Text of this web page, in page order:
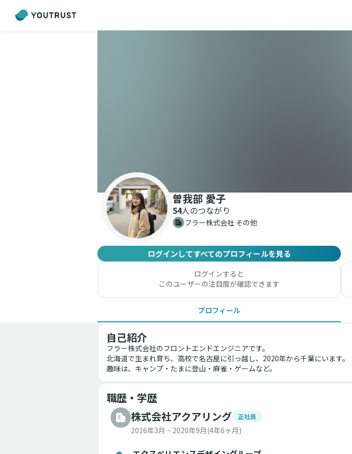
曽我部 愛子
54人のつながり
フラー株式会社 その他
ログインしてすべてのプロフィールを見る
ログインすると
このユーザーの注目度が確認できます
プロフィール
自己紹介
フラー株式会社のフロントエンドエンジニアです。
北海道で生まれ育ち、高校で名古屋に引っ越し、2020年から千葉にいます。
趣味は、キャンプ・たまに登山・麻雀・ゲームなど。
職歴・学歴
株式会社アクアリング
正社員
2016年3月 ~ 2020年9月(4年6ヶ月)